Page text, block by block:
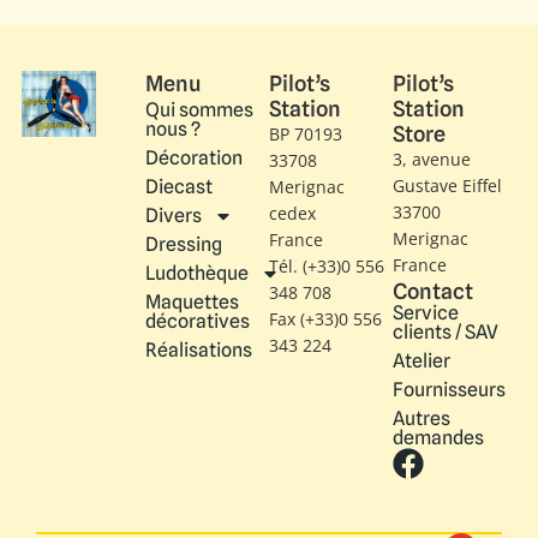
Menu
Qui sommes
nous ?
Décoration
Diecast
Divers
Dressing
Ludothèque
Maquettes
décoratives
Réalisations
Pilot’s
Station
BP 70193
33708
Merignac
cedex
France
Tél. (+33)0 556
348 708
Fax (+33)0 556
343 224
Pilot’s
Station
Store
3, avenue
Gustave Eiffel​
33700
Merignac
France
Contact
Service
clients / SAV
Atelier
Fournisseurs
Autres
demandes